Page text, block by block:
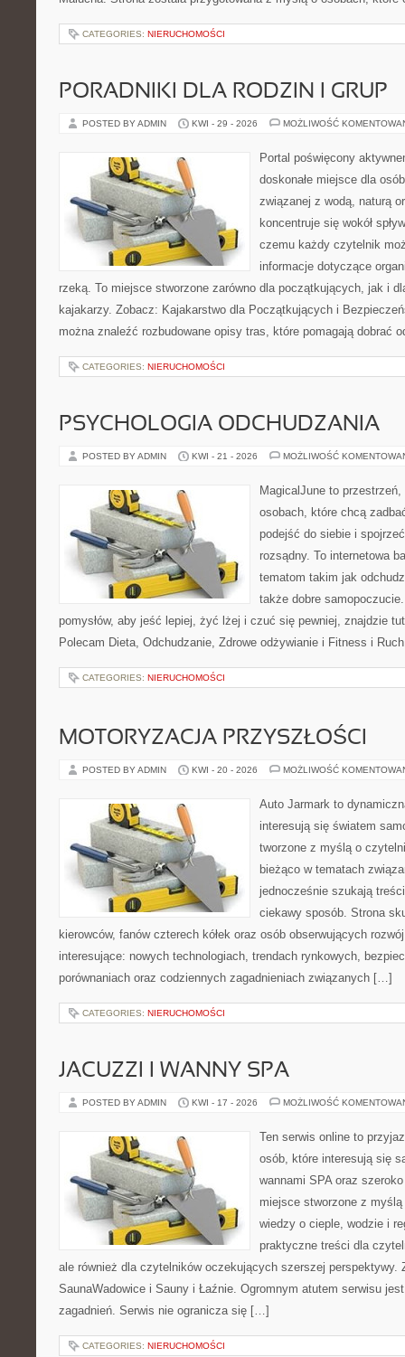
CATEGORIES: NIERUCHOMOŚCI
PORADNIKI DLA RODZIN I GRUP
POSTED BY ADMIN KWI - 29 - 2026 MOŻLIWOŚĆ
Portal poświęcony
doskonałe miejsce dla
związanej z wodą, naturą
koncentruje się wokół
czemu każdy czytelnik
informacje dotyczące
rzeką. To miejsce stworzone zarówno dla początkujących, jak i
kajakarzy. Zobacz: Kajakarstwo dla Początkujących i
można znaleźć rozbudowane opisy tras, które pomagają dobrać
CATEGORIES: NIERUCHOMOŚCI
PSYCHOLOGIA ODCHUDZANIA
POSTED BY ADMIN KWI - 21 - 2026 MOŻLIWOŚĆ
MagicalJune to
osobach, które chcą
podejść do siebie i
rozsądny. To internetowa
tematom takim jak
także dobre
pomysłów, aby jeść lepiej, żyć lżej i czuć się pewniej, znajdzie
Polecam Dieta, Odchudzanie, Zdrowe odżywianie i Fitness i
CATEGORIES: NIERUCHOMOŚCI
MOTORYZACJA PRZYSZŁOŚCI
POSTED BY ADMIN KWI - 20 - 2026 MOŻLIWOŚĆ
Auto Jarmark to
interesują się światem
tworzone z myślą o
bieżąco w tematach
jednocześnie szukają
ciekawy sposób. Strona
kierowców, fanów czterech kółek oraz osób obserwujących
interesujące: nowych technologiach, trendach rynkowych,
porównaniach oraz codziennych zagadnieniach związanych […]
CATEGORIES: NIERUCHOMOŚCI
JACUZZI I WANNY SPA
POSTED BY ADMIN KWI - 17 - 2026 MOŻLIWOŚĆ
Ten serwis online to
osób, które interesują się
wannami SPA oraz
miejsce stworzone z
wiedzy o cieple, wodzie i
praktyczne treści dla
ale również dla czytelników oczekujących szerszej perspektywy.
SaunaWadowice i Sauny i Łaźnie. Ogromnym atutem serwisu
zagadnień. Serwis nie ogranicza się […]
CATEGORIES: NIERUCHOMOŚCI